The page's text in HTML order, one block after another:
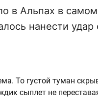
в Альпах в
нанести удар
То густой туман
сыплет не